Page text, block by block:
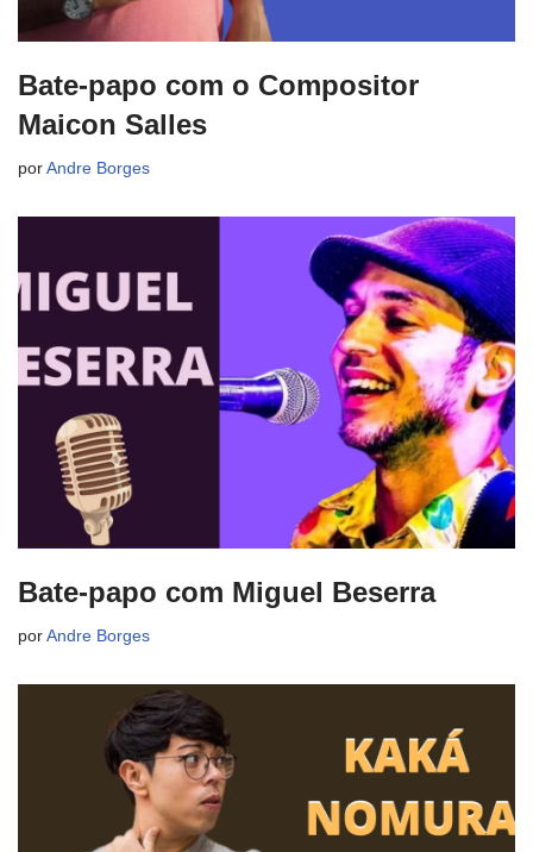
Bate-papo com o Compositor
Maicon Salles
por Andre Borges
Bate-papo com Miguel Beserra
por Andre Borges